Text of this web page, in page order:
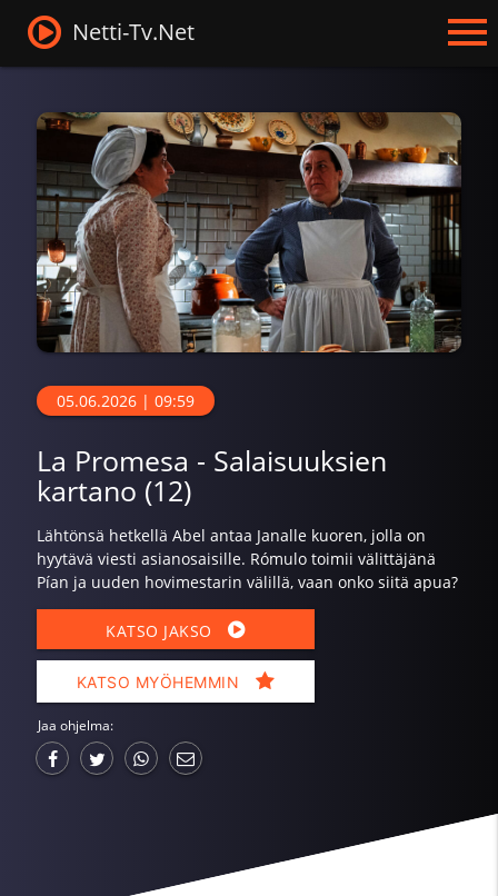
Netti-Tv.Net
05.06.2026 | 09:59
La Promesa - Salaisuuksien
kartano (12)
Lähtönsä hetkellä Abel antaa Janalle kuoren, jolla on
hyytävä viesti asianosaisille. Rómulo toimii välittäjänä
Pían ja uuden hovimestarin välillä, vaan onko siitä apua?
KATSO JAKSO
KATSO MYÖHEMMIN
Jaa ohjelma: